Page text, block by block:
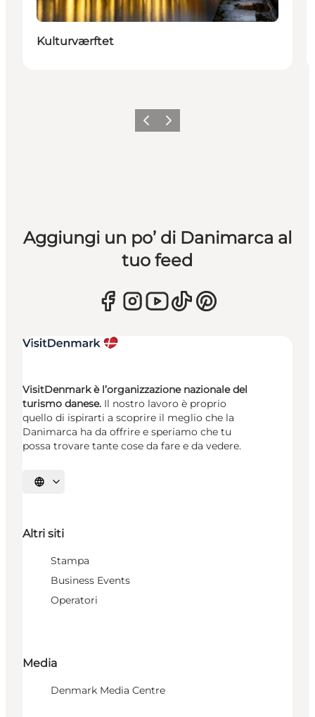
Kulturværftet
Precedente
Avanti
Aggiungi un po’ di Danimarca al
tuo feed
VisitDenmark è l’organizzazione nazionale del
turismo danese. Il nostro lavoro è proprio
quello di ispirarti a scoprire il meglio che la
Danimarca ha da offrire e speriamo che tu
possa trovare tante cose da fare e da vedere.
Seleziona la lingua
Altri siti
Stampa
Business Events
Operatori
Media
Denmark Media Centre